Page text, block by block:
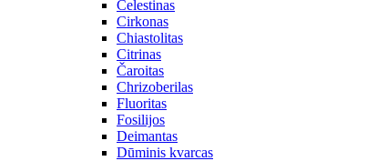
Celestinas
Cirkonas
Chiastolitas
Citrinas
Čaroitas
Chrizoberilas
Fluoritas
Fosilijos
Deimantas
Dūminis kvarcas